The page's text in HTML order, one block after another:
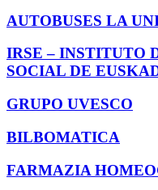
AUTOBUSES LA
IRSE – INSTITUTO
SOCIAL DE
GRUPO UVESCO
BILBOMATICA
FARMAZIA